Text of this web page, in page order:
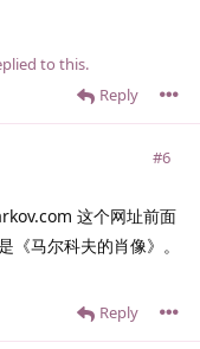
Reply
to this.
#6
这个网址前面
《马尔科夫的肖像》。
Reply